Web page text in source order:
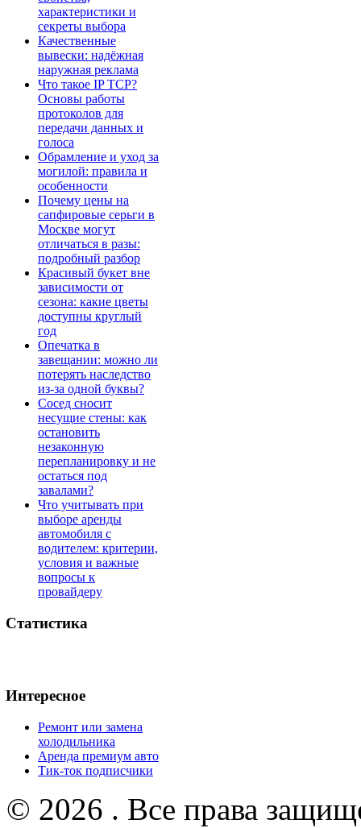
характеристики и
секреты выбора
Качественные
вывески: надёжная
наружная реклама
Что такое IP TCP?
Основы работы
протоколов для
передачи данных и
голоса
Обрамление и уход за
могилой: правила и
особенности
Почему цены на
сапфировые серьги в
Москве могут
отличаться в разы:
подробный разбор
Красивый букет вне
зависимости от
сезона: какие цветы
доступны круглый
год
Опечатка в
завещании: можно ли
потерять наследство
из-за одной буквы?
Сосед сносит
несущие стены: как
остановить
незаконную
перепланировку и не
остаться под
завалами?
Что учитывать при
выборе аренды
автомобиля с
водителем: критерии,
условия и важные
вопросы к
провайдеру
Статистика
Интересное
Ремонт или замена
холодильника
Аренда премиум авто
Тик-ток подписчики
© 2026 . Все права